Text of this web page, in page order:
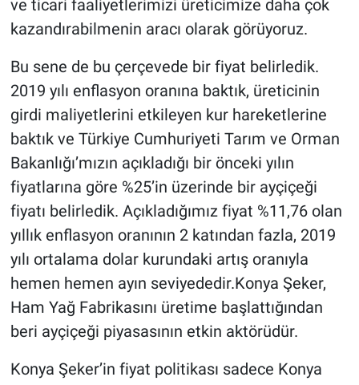
ve ticari faaliyetlerimizi üreticimize daha çok
kazandırabilmenin aracı olarak görüyoruz.
Bu sene de bu çerçevede bir fiyat belirledik.
2019 yılı enflasyon oranına baktık, üreticinin
girdi maliyetlerini etkileyen kur hareketlerine
baktık ve Türkiye Cumhuriyeti Tarım ve Orman
Bakanlığı’mızın açıkladığı bir önceki yılın
fiyatlarına göre %25’in üzerinde bir ayçiçeği
fiyatı belirledik. Açıkladığımız fiyat %11,76 olan
yıllık enflasyon oranının 2 katından fazla, 2019
yılı ortalama dolar kurundaki artış oranıyla
hemen hemen ayın seviyededir.Konya Şeker,
Ham Yağ Fabrikasını üretime başlattığından
beri ayçiçeği piyasasının etkin aktörüdür.
Konya Şeker’in fiyat politikası sadece Konya